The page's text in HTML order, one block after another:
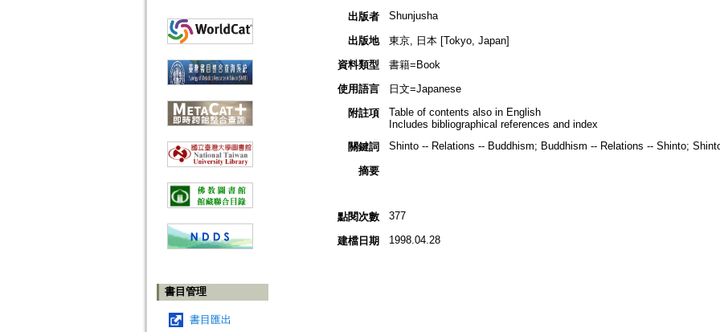
書目管理
書目匯出
出版者 Shunjusha
出版地
東京, 日本 [Tokyo, Japan]
資料類型
書籍=Book
使用語言
日文=Japanese
附註項
Table of contents also in English
Includes bibliographical references and index
關鍵詞
Shinto -- Relations -- Buddhism; Buddhism -- Relations -- Shinto;
摘要
點閱次數 377
建檔日期 1998.04.28